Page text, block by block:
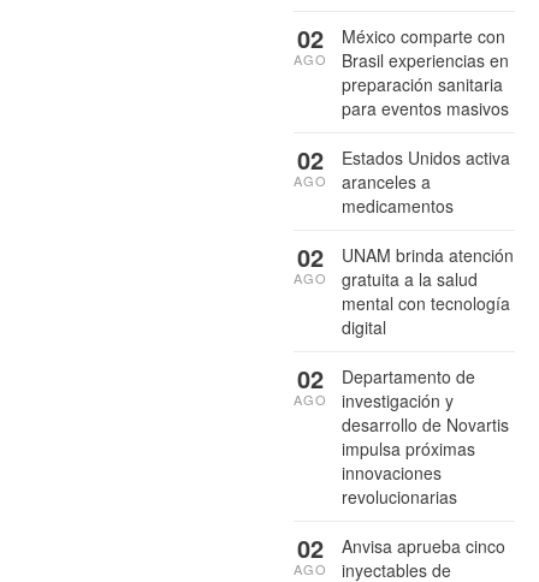
México comparte con
Brasil experiencias en
preparación sanitaria
para eventos masivos
02
AGO
Estados Unidos activa
aranceles a
medicamentos
02
AGO
UNAM brinda atención
gratuita a la salud
mental con tecnología
digital
02
AGO
Departamento de
investigación y
desarrollo de Novartis
impulsa próximas
innovaciones
revolucionarias
02
AGO
Anvisa aprueba cinco
inyectables de
02
AGO